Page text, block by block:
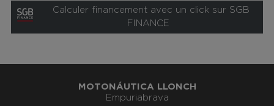
Calculer financement avec un click sur SGB
FINANCE
MOTONÁUTICA LLONCH
Empuriabrava